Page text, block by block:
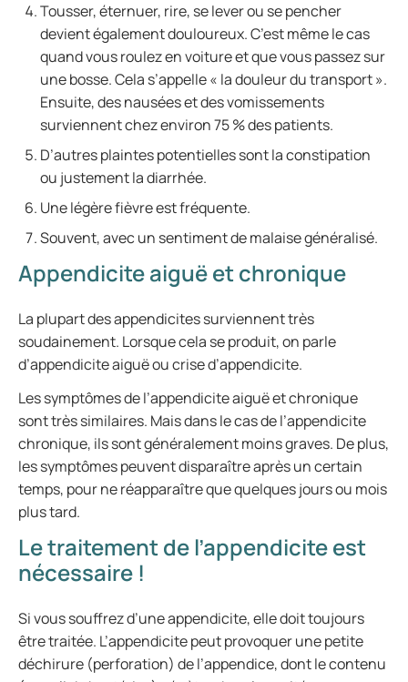
Tousser, éternuer, rire, se lever ou se pencher
devient également douloureux. C’est même le cas
quand vous roulez en voiture et que vous passez sur
une bosse. Cela s’appelle « la douleur du transport ».
Ensuite, des nausées et des vomissements
surviennent chez environ 75 % des patients.
D’autres plaintes potentielles sont la constipation
ou justement la diarrhée.
Une légère fièvre est fréquente.
Souvent, avec un sentiment de malaise généralisé.
Appendicite aiguë et chronique
La plupart des appendicites surviennent très
soudainement. Lorsque cela se produit, on parle
d’appendicite aiguë ou crise d’appendicite.
Les symptômes de l’appendicite aiguë et chronique
sont très similaires. Mais dans le cas de l’appendicite
chronique, ils sont généralement moins graves. De plus,
les symptômes peuvent disparaître après un certain
temps, pour ne réapparaître que quelques jours ou mois
plus tard.
Le traitement de l’appendicite est
nécessaire !
Si vous souffrez d’une appendicite, elle doit toujours
être traitée. L’appendicite peut provoquer une petite
déchirure (perforation) de l’appendice, dont le contenu